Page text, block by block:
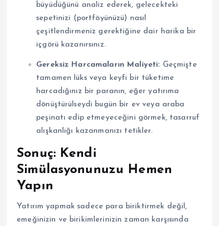
büyüdüğünü analiz ederek, gelecekteki
sepetinizi (portföyünüzü) nasıl
çeşitlendirmeniz gerektiğine dair harika bir
içgörü kazanırsınız.
Gereksiz Harcamaların Maliyeti: Geçmişte
tamamen lüks veya keyfi bir tüketime
harcadığınız bir paranın, eğer yatırıma
dönüştürülseydi bugün bir ev veya araba
peşinatı edip etmeyeceğini görmek, tasarruf
alışkanlığı kazanmanızı tetikler.
Sonuç: Kendi
Simülasyonunuzu Hemen
Yapın
Yatırım yapmak sadece para biriktirmek değil,
emeğinizin ve birikimlerinizin zaman karşısında